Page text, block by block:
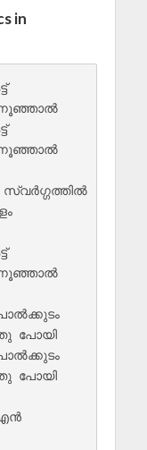
in
പോയി
പോയി